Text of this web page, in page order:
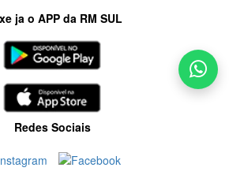
ja o APP da RM SUL
Redes Sociais